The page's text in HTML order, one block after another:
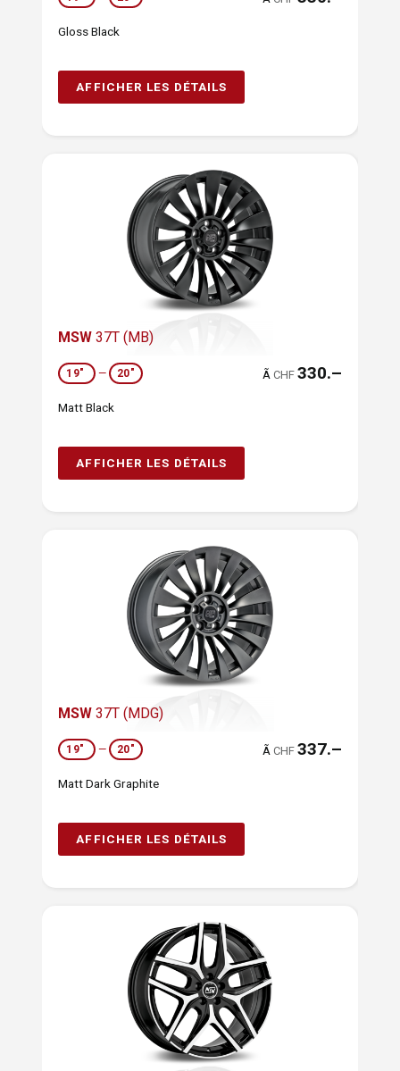
Gloss Black
AFFICHER LES DÉTAILS
MSW 37T (MB)
19" — 20" ÃCHF 330.–
Matt Black
AFFICHER LES DÉTAILS
MSW 37T (MDG)
19" — 20" ÃCHF 337.–
Matt Dark Graphite
AFFICHER LES DÉTAILS